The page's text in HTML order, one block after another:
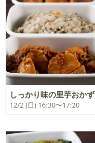
しっかり味の里芋おかず
12/2 (日) 16:30〜17:20